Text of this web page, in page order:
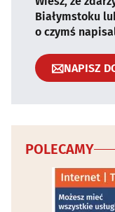
Białymstoku
o czymś
NAPISZ
POLECAMY